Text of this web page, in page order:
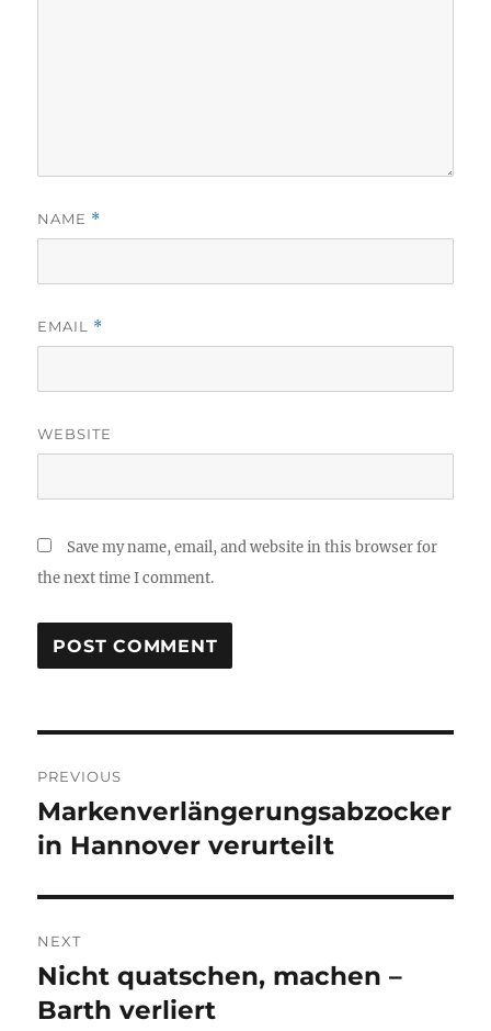
NAME *
EMAIL *
WEBSITE
Save my name, email, and website in this browser for
the next time I comment.
navigation
PREVIOUS
Previous
post:
Markenverlängerungsabzocker
in Hannover verurteilt
NEXT
Next
post:
Nicht quatschen, machen –
Barth verliert